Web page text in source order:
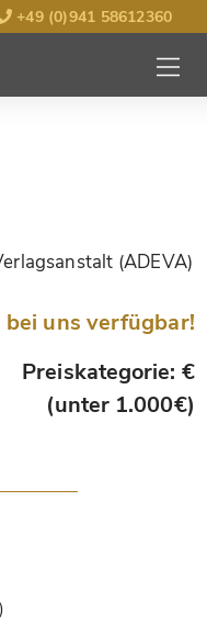
+49 (0)941 58612360
MENÜ
(ADEVA)
bei uns verfügbar!
Preiskategorie: €
(unter 1.000€)